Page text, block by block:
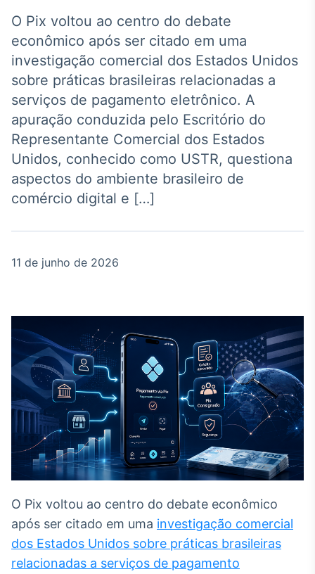
Agro
Tudo sobre o
agronegócio
Broadcast
Político
Os bastidores da
política em tempo
real
Energia
Broadcast
White Label
Plataforma para
conteúdos
personalizados
Soluções de Dados
e Conteúdos
Broadcast
OTC
Plataforma para
negociação de
Broadcast
Datafeed
APIs para
O Pix voltou ao centro do debate
econômico após ser citado em uma
investigação comercial dos Estados Unidos
sobre práticas brasileiras relacionadas a
serviços de pagamento eletrônico. A
apuração conduzida pelo Escritório do
Representante Comercial dos Estados
Unidos, conhecido como USTR, questiona
aspectos do ambiente brasileiro de
comércio digital e […]
11 de junho de 2026
O Pix voltou ao centro do debate econômico
após ser citado em uma investigação comercial
dos Estados Unidos sobre práticas brasileiras
relacionadas a serviços de pagamento